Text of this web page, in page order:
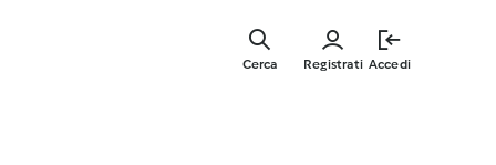
Registrati Accedi
Cerca